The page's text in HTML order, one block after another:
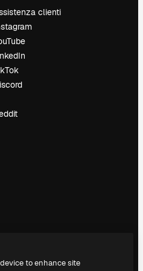
clienti
to enhance site